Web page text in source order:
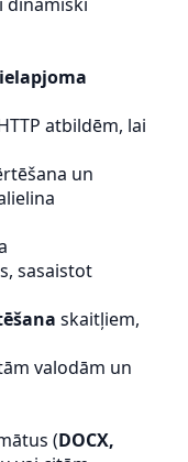
atbildēm, lai
un
sasaistot
skaitļiem,
valodām un
(DOCX,